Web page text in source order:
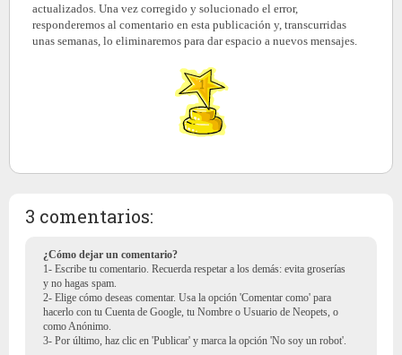
actualizados. Una vez corregido y solucionado el error,
responderemos al comentario en esta publicación y, transcurridas
unas semanas, lo eliminaremos para dar espacio a nuevos mensajes.
3 comentarios:
¿Cómo dejar un comentario?
1- Escribe tu comentario. Recuerda respetar a los demás: evita groserías
y no hagas spam.
2- Elige cómo deseas comentar. Usa la opción 'Comentar como' para
hacerlo con tu Cuenta de Google, tu Nombre o Usuario de Neopets, o
como Anónimo.
3- Por último, haz clic en 'Publicar' y marca la opción 'No soy un robot'.